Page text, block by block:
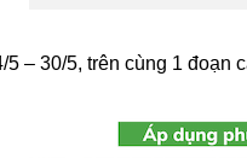
– 30/5, trên cùng 1 đoạn